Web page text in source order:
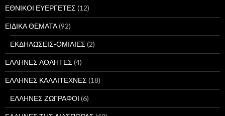
ΕΘΝΙΚΟΙ ΕΥΕΡΓΕΤΕΣ(12)
ΕΙΔΙΚΑ ΘΕΜΑΤΑ(92)
ΕΚΔΗΛΩΣΕΙΣ-ΟΜΙΛΙΕΣ(2)
ΕΛΛΗΝΕΣ ΑΘΛΗΤΕΣ(4)
ΕΛΛΗΝΕΣ ΚΑΛΛΙΤΕΧΝΕΣ(18)
ΕΛΛΗΝΕΣ ΖΩΓΡΑΦΟΙ (6)